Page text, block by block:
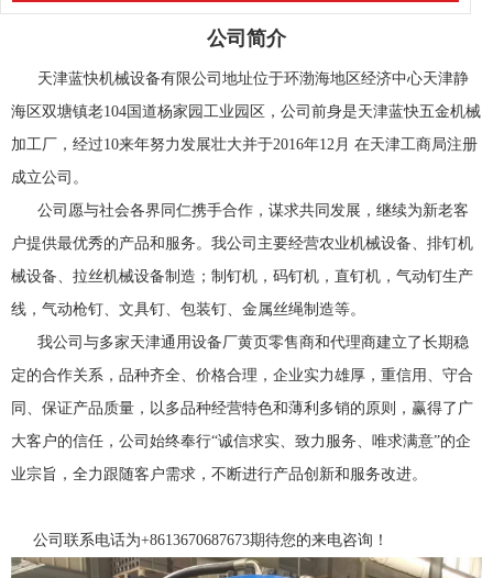
公司简介
天津蓝快机械设备有限公司地址位于环渤海地区经济中心天津静
海区双塘镇老104国道杨家园工业园区，公司前身是天津蓝快五金机械
加工厂，经过10来年努力发展壮大并于2016年12月 在天津工商局注册
成立公司。
公司愿与社会各界同仁携手合作，谋求共同发展，继续为新老客
户提供最优秀的产品和服务。我公司主要经营农业机械设备、排钉机
械设备、拉丝机械设备制造；制钉机，码钉机，直钉机，气动钉生产
线，气动枪钉、文具钉、包装钉、金属丝绳制造等。
我公司与多家天津通用设备厂黄页零售商和代理商建立了长期稳
定的合作关系，品种齐全、价格合理，企业实力雄厚，重信用、守合
同、保证产品质量，以多品种经营特色和薄利多销的原则，赢得了广
大客户的信任，公司始终奉行“诚信求实、致力服务、唯求满意”的企
业宗旨，全力跟随客户需求，不断进行产品创新和服务改进。
公司联系电话为+8613670687673期待您的来电咨询！